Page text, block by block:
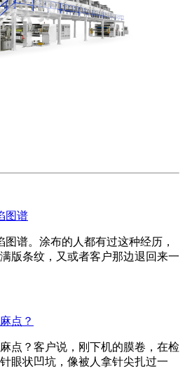
图谱
谱。涂布的人都有过这种经历，
版条纹，又或者客户那边退回来一
点？
点？客户说，刚下机的膜卷，在检
眼状凹坑，像被人拿针尖扎过一